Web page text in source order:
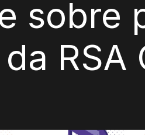
sobre
RSA